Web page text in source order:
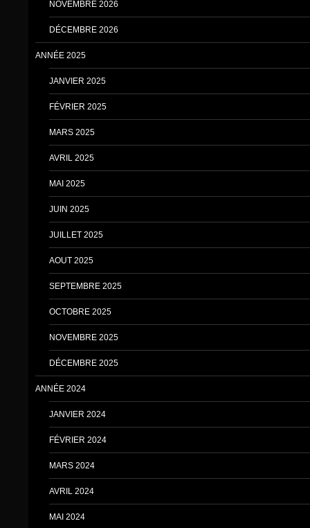
NOVEMBRE 2026
DÉCEMBRE 2026
ANNÉE 2025
JANVIER 2025
FÉVRIER 2025
MARS 2025
AVRIL 2025
MAI 2025
JUIN 2025
JUILLET 2025
AOUT 2025
SEPTEMBRE 2025
OCTOBRE 2025
NOVEMBRE 2025
DÉCEMBRE 2025
ANNÉE 2024
JANVIER 2024
FÉVRIER 2024
MARS 2024
AVRIL 2024
MAI 2024